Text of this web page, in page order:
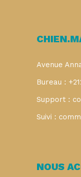
Avenue
Bureau :
Support :
Suivi :
NOUS